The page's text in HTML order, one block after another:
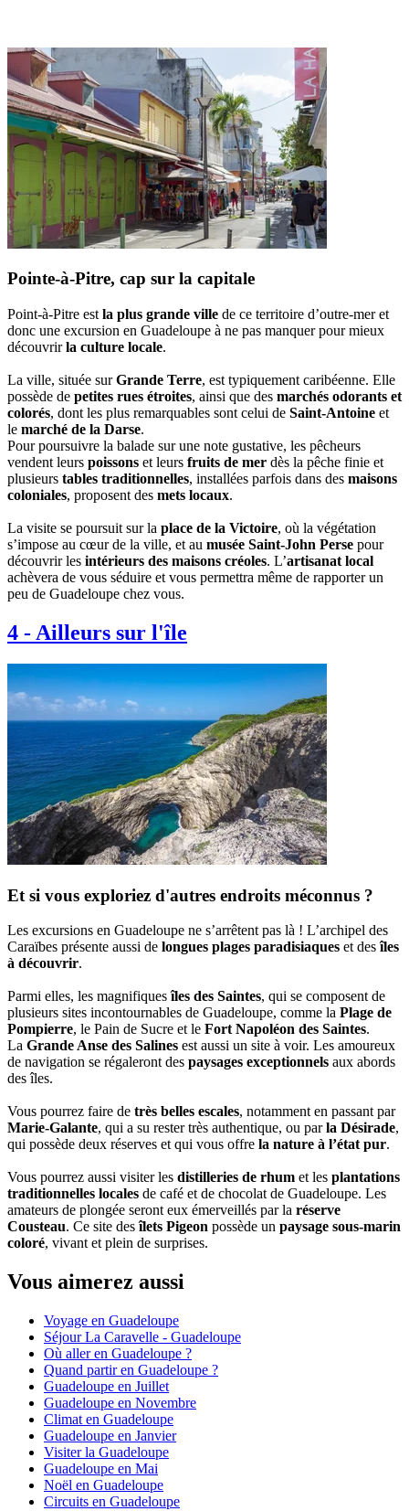
Pointe-à-Pitre, cap sur la capitale
Point-à-Pitre est la plus grande ville de ce territoire d’outre-mer et
donc une excursion en Guadeloupe à ne pas manquer pour mieux
découvrirla culture locale.
La ville, située surGrande Terre, est typiquement caribéenne. Elle
possède de petites rues étroites, ainsi que des marchés odorants et
colorés, dont les plus remarquables sont celui de Saint-Antoine et
le marché de la Darse.
Pour poursuivre la balade sur une note gustative, les pêcheurs
vendent leurs poissons et leurs fruits de mer dès la pêche finie et
plusieurs tables traditionnelles, installées parfois dans des maisons
coloniales, proposent des mets locaux.
La visite se poursuit sur la place de la Victoire, où la végétation
s’impose au cœur de la ville, et au musée Saint-John Perse pour
découvrir les intérieurs des maisons créoles. L’artisanat local
achèvera de vous séduire et vous permettra même de rapporter un
peu de Guadeloupe chez vous.
4 - Ailleurs sur l'île
Et si vous exploriez d'autres endroits méconnus ?
Les excursions en Guadeloupe ne s’arrêtent pas là ! L’archipel des
Caraïbes présente aussi de longues plages paradisiaques et desîles
à découvrir.
Parmi elles, les magnifiquesîles des Saintes, qui se composent de
plusieurs sites incontournables de Guadeloupe, comme la Plage de
Pompierre, le Pain de Sucre et le Fort Napoléon des Saintes.
La Grande Anse des Salines est aussi un site à voir. Les amoureux
de navigation se régaleront des paysages exceptionnels aux abords
des îles.
Vous pourrez faire de très belles escales, notamment en passant par
Marie-Galante, qui a su rester très authentique, ou parla Désirade,
qui possède deux réserves et qui vous offre la nature à l’état pur.
Vous pourrez aussi visiter les distilleries de rhum et les plantations
traditionnelles locales de café et de chocolat de Guadeloupe. Les
amateurs de plongée seront eux émerveillés par la réserve
Cousteau. Ce site desîlets Pigeon possède un paysage sous-marin
coloré, vivant et plein de surprises.
Vous aimerez aussi
Voyage en Guadeloupe
Séjour La Caravelle - Guadeloupe
Où aller en Guadeloupe ?
Quand partir en Guadeloupe ?
Guadeloupe en Juillet
Guadeloupe en Novembre
Climat en Guadeloupe
Guadeloupe en Janvier
Visiter la Guadeloupe
Guadeloupe en Mai
Noël en Guadeloupe
Circuits en Guadeloupe